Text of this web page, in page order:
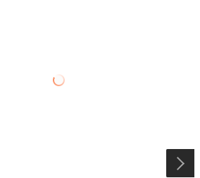
3-местный дом на Малой
Комфортабельный номер